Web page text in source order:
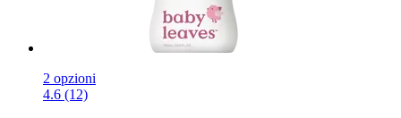
2 opzioni
4.6 (12)